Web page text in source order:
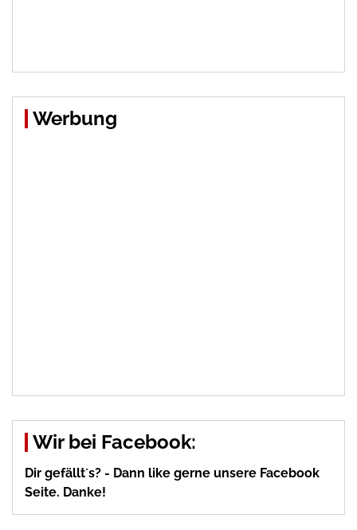
Werbung
Wir bei Facebook:
Dir gefällt´s? - Dann like gerne unsere Facebook
Seite. Danke!